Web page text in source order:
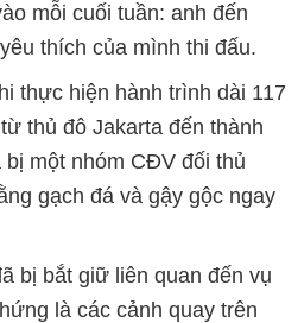
mỗi cuối tuần: anh đến
thích của mình thi đấu.
thực hiện hành trình dài 117
thủ đô Jakarta đến thành
một nhóm CĐV đối thủ
gạch đá và gậy gộc ngay
bị bắt giữ liên quan đến vụ
là các cảnh quay trên